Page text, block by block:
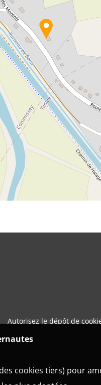
Autorisez le dépôt de
cookies tiers) pour